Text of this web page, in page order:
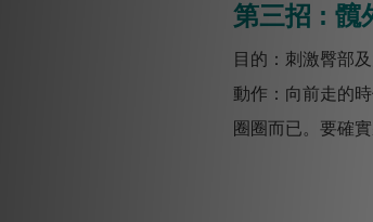
第三招 : 髖
目的：刺激臀部
動作：向前走的
圈圈而已。要確